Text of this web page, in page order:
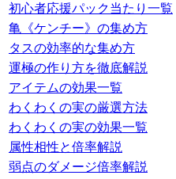
初心者応援パック当たり一覧
亀《ケンチー》の集め方
タスの効率的な集め方
運極の作り方を徹底解説
アイテムの効果一覧
わくわくの実の厳選方法
わくわくの実の効果一覧
属性相性と倍率解説
弱点のダメージ倍率解説